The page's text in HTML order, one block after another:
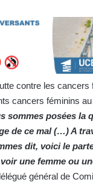
contre les
cancers féminins
sommes posées la
de ce mal (…)A
dit, voici le
une femme ou
général de